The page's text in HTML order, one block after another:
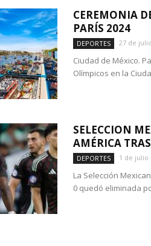
CEREMONIA
PARÍS 2024
DEPORTES 27 de
Ciudad de México.
Olímpicos en la
SELECCION
AMÉRICA
DEPORTES 1 de julio
La Selección
0 quedó eliminada